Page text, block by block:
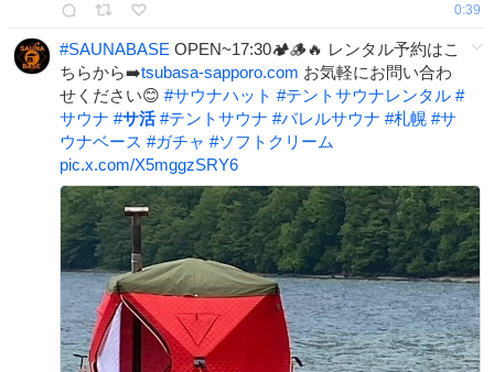
0:39
#SAUNABASE OPEN~17:30🏕️🪵🔥 レンタル予約はこ
ちらから➡️tsubasa-sapporo.com お気軽にお問い合わ
せください😊 #サウナハット #テントサウナレンタル #
サウナ #サ活 #テントサウナ #バレルサウナ #札幌 #サ
ウナベース #ガチャ #ソフトクリーム
pic.x.com/X5mggzSRY6